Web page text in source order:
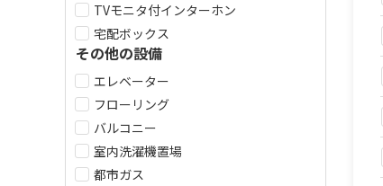
TVモニタ付インターホン
宅配ボックス
その他の設備
エレベーター
フローリング
バルコニー
室内洗濯機置場
都市ガス